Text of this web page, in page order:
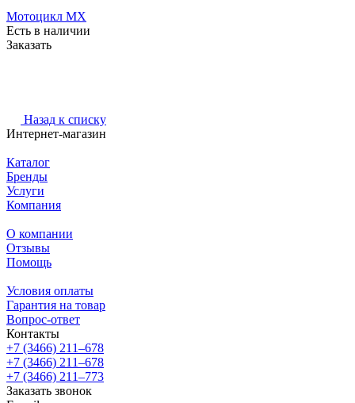
Мотоцикл MX
Есть в наличии
Заказать
Назад к списку
Интернет-магазин
Каталог
Бренды
Услуги
Компания
О компании
Отзывы
Помощь
Условия оплаты
Гарантия на товар
Вопрос-ответ
Контакты
+7 (3466) 211‒678
+7 (3466) 211‒678
+7 (3466) 211‒773
Заказать звонок